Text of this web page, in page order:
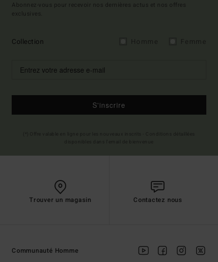
Abonnez-vous pour recevoir nos dernières actus et nos offres
exclusives.
Collection
S'inscrire
Trouver un magasin Contactez nous
Communauté Homme